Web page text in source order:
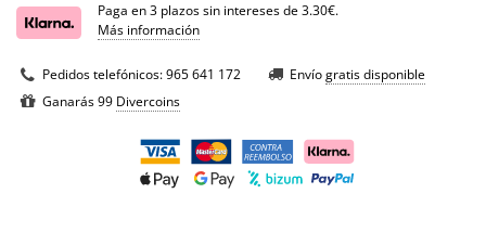
Paga en 3 plazos sin intereses de 3.30€.
Más información
Pedidos telefónicos:965 641 172 Envíogratis disponible
Ganarás 99 Divercoins